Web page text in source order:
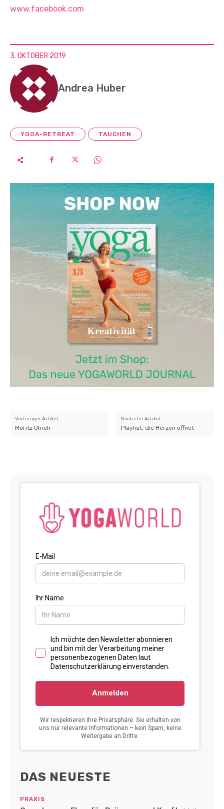
www.facebook.com
3. OKTOBER 2019
Andrea Huber
YOGA-RETREAT TAUCHEN
Vorheriger Artikel
Moritz Ulrich
Nächster Artikel
Playlist, die Herzen öffnet
DAS NEUESTE
PRAXIS